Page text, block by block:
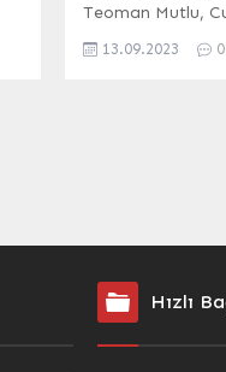
Teoman Mutlu,
için çağrıda
TOGG’un...
13.09.2023 0
Hızlı